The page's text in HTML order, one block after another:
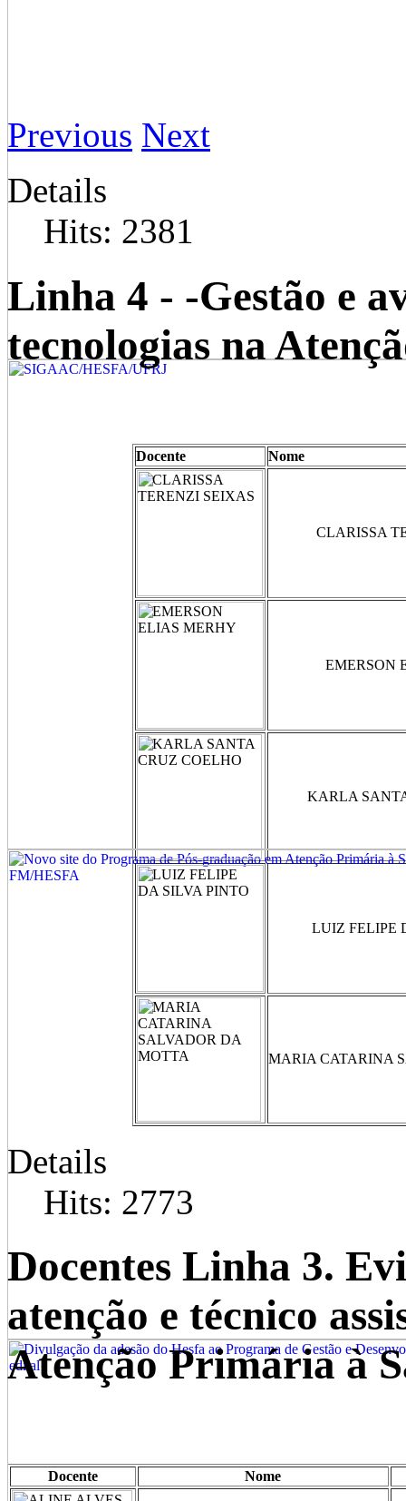
Previous Next
Details
Hits: 2381
Linha 4 - -Gestão e
tecnologias na
Docente Nome
CLARISSA
EMERSON
KARLA
LUIZ FELIPE
MARIA CATARINA
Details
Hits: 2773
Docentes Linha 3.
atenção e técnico
Atenção Primária à
Docente Nome